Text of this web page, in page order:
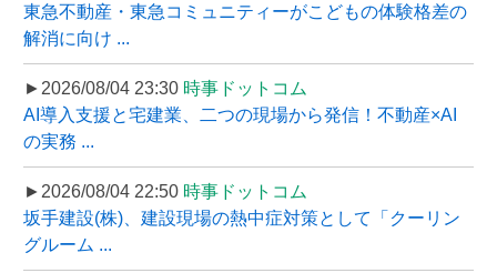
東急不動産・東急コミュニティーがこどもの体験格差の
解消に向け ...
►2026/08/04 23:30 時事ドットコム
AI導入支援と宅建業、二つの現場から発信！不動産×AI
の実務 ...
►2026/08/04 22:50 時事ドットコム
坂手建設(株)、建設現場の熱中症対策として「クーリン
グルーム ...